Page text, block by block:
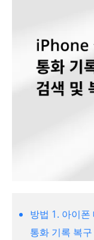
방법 1. 아이
통화 기록 복